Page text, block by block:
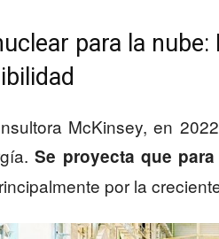
para la
McKinsey, en
Se proyecta que
por la